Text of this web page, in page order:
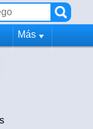
Más